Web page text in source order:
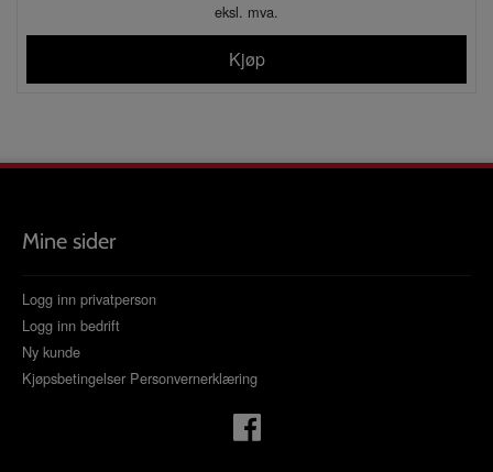
eksl. mva.
Kjøp
Mine sider
Logg inn privatperson
Logg inn bedrift
Ny kunde
Kjøpsbetingelser Personvernerklæring